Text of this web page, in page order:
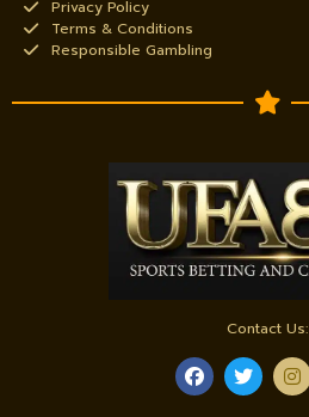
Privacy Policy
Terms & Conditions
Responsible Gambling
Contact Us: